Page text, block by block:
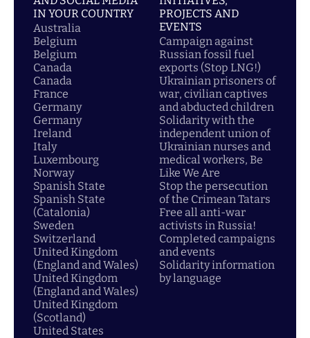
IN YOUR COUNTRY
Australia
Belgium
Belgium
Canada
Canada
France
Germany
Germany
Ireland
Italy
Luxembourg
Norway
Spanish State
Spanish State
(Catalonia)
Sweden
Switzerland
United Kingdom
(England and Wales)
United Kingdom
(England and Wales)
United Kingdom
(Scotland)
United States
PROJECTS AND
EVENTS
Campaign against
Russian fossil fuel
exports (Stop LNG!)
Ukrainian prisoners of
war, civilian captives
and abducted children
Solidarity with the
independent union of
Ukrainian nurses and
medical workers, Be
Like We Are
Stop the persecution
of the Crimean Tatars
Free all anti-war
activists in Russia!
Completed campaigns
and events
Solidarity information
by language